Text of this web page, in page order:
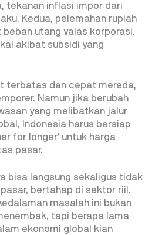
tekanan inflasi impor dari
Kedua, pelemahan rupiah
utang valas korporasi.
akibat subsidi yang
terbatas dan cepat mereda,
Namun jika berubah
yang melibatkan jalur
Indonesia harus bersiap
for longer’ untuk harga
pasar.
bisa langsung sekaligus tidak
bertahap di sektor riil.
masalah ini bukan
tapi berapa lama
ekonomi global kian